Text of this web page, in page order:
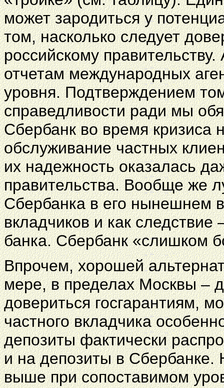
может зародиться у
том, насколько следует
российскому
отчетам международных
уровня. Подтверждением
справедливости ради мы
Сбербанк во время кризиса
обслуживание частных
их надежность оказалась
правительства. Вообще же
Сбербанка в его нынешнем
вкладчиков и как
банка. Сбербанк «слишком
Впрочем, хорошей
мере, в пределах Москвы –
довериться госгарантиям,
частного вкладчика
депозиты фактически
и на депозиты в
выше при сопоставимом